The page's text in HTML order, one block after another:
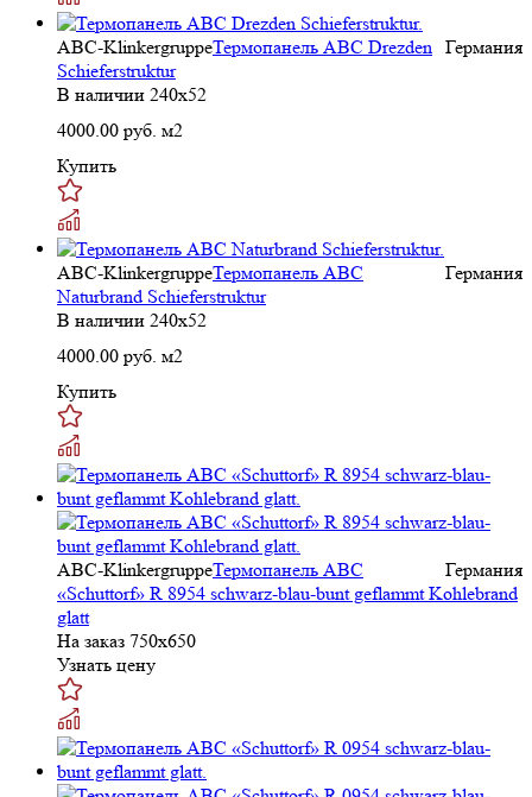
ABC-Klinkergruppe Германия
Термопанель ABC Drezden
Schieferstruktur
В наличии 240х52
4000.00 руб. м2
Купить
ABC-Klinkergruppe Германия
Термопанель ABC
Naturbrand Schieferstruktur
В наличии 240х52
4000.00 руб. м2
Купить
ABC-Klinkergruppe Германия
Термопанель ABC
«Schuttorf» R 8954 schwarz-blau-bunt geflammt Kohlebrand
glatt
На заказ 750x650
Узнать цену